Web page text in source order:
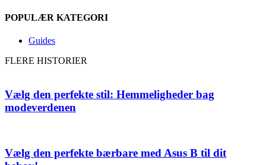
POPULÆR KATEGORI
Guides
FLERE HISTORIER
Vælg den perfekte stil: Hemmeligheder bag
modeverdenen
Vælg den perfekte bærbare med Asus B til dit